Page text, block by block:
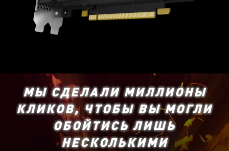
МЫ СДЕЛАЛИ МИЛЛИОНЫ
КЛИКОВ, ЧТОБЫ ВЫ МОГЛИ
ОБОЙТИСЬ ЛИШЬ
НЕСКОЛЬКИМИ